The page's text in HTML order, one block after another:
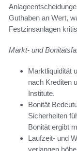
Guthaben an Wert,
Festzinsanlagen
Markt- und
Marktliquidität
nach Krediten
Institute.
Bonität
Sicherheiten
Bonität ergibt
Laufzeit- und
verlangen